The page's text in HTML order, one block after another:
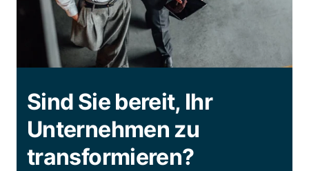
Sind Sie bereit, Ihr
Unternehmen zu
transformieren?